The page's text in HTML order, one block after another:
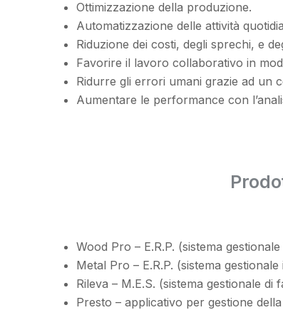
Ottimizzazione della produzione.
Automatizzazione delle attività
Riduzione dei costi, degli sprechi, e
Favorire il lavoro collaborativo in
Ridurre gli errori umani grazie ad un
Aumentare le performance con
Wood Pro – E.R.P. (sistema
Metal Pro – E.R.P. (sistema
Rileva – M.E.S. (sistema gestionale
Presto – applicativo per gestione